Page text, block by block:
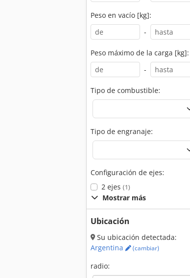
Peso en vacío [kg]:
-
Peso máximo de la carga [kg]:
-
Tipo de combustible:
Tipo de engranaje:
Configuración de ejes:
2 ejes (1)
Mostrar más
Ubicación
Su ubicación detectada:
Argentina
(cambiar)
radio: